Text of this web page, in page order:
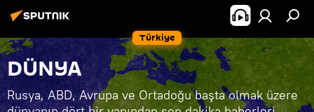
Türkiye
DÜNYA
Rusya, ABD, Avrupa ve Ortadoğu başta olmak üzere